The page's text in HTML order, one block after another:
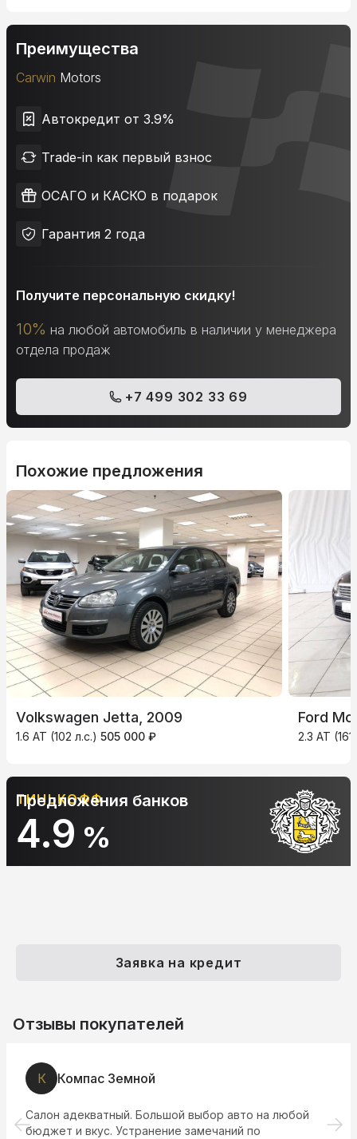
Преимущества
Carwin Motors
Автокредит от 3.9%
Trade-in как первый взнос
ОСАГО и КАСКО в подарок
Гарантия 2 года
Получите персональную скидку!
10% на любой автомобиль в наличии у менеджера
отдела продаж
+7 499 302 33 69
Похожие предложения
Volkswagen Jetta, 2009
1.6 AT (102 л.с.) 505 000 ₽
Ford
2.3 AT
ТИНЬКОФФ
4.9 %
Предложения банков
Заявка на кредит
Отзывы покупателей
К Компас Земной
Салон адекватный. Большой выбор авто на любой
бюджет и вкус. Устранение замечаний по